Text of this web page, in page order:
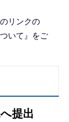
リンクの
いて』をご
提出